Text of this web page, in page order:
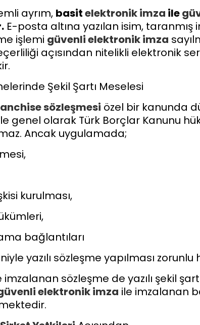
ayrım, basitelektronik imza ile
E-posta altına yazılan isim,
işlemi güvenlielektronik imza
açısından nitelikli elektronik
Şekil Şartı Meselesi
sözleşmesi özel bir kanunda
genel olarak Türk Borçlar Kanunu
Ancak uygulamada;
kurulması,
bağlantıları
yazılı sözleşme yapılması
imzalanan sözleşme de yazılı şekil
elektronik imza ile imzalanan